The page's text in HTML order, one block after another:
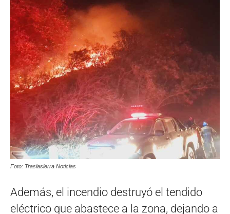
Foto: Traslasierra Noticias
Además, el incendio destruyó el tendido
eléctrico que abastece a la zona, dejando a